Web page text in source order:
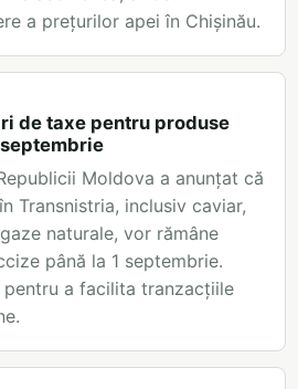
a prețurilor apei în Chișinău.
de taxe pentru produse
Moldova a anunțat că
Transnistria, inclusiv caviar,
naturale, vor rămâne
până la 1 septembrie.
a facilita tranzacțiile